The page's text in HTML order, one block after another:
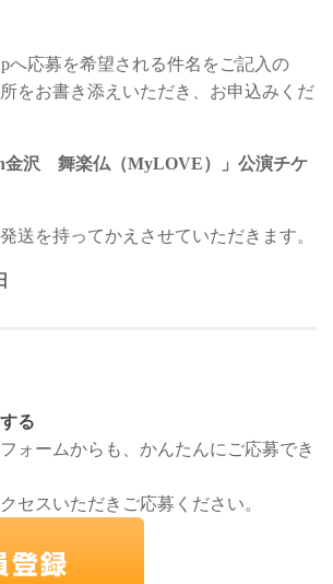
へ応募を希望される件名をご記入の
所をお書き添えいただき、お申込みくだ
金沢 舞楽仏（MyLOVE）」公演チケ
送を持ってかえさせていただきます。
る
ォームからも、かんたんにご応募でき
セスいただきご応募ください。